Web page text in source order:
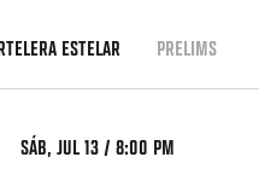
ESTELAR PRELIMS
SÁB, JUL 13 / 8:00 PM